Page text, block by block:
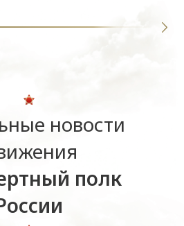
новости
полк